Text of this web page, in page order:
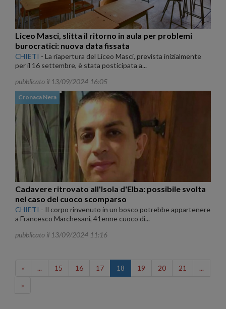
Liceo Masci, slitta il ritorno in aula per problemi
burocratici: nuova data fissata
CHIETI - La riapertura del Liceo Masci, prevista inizialmente
per il 16 settembre, è stata posticipata a...
pubblicato il 13/09/2024 16:05
Cronaca Nera
Cadavere ritrovato all'Isola d'Elba: possibile svolta
nel caso del cuoco scomparso
CHIETI - Il corpo rinvenuto in un bosco potrebbe appartenere
a Francesco Marchesani, 41enne cuoco di...
pubblicato il 13/09/2024 11:16
« ... 15 16 17 18 19 20 21
...
»